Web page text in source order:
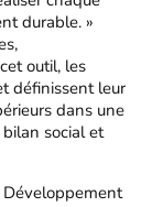
durable. »
outil, les
définissent leur
dans une
social et
Développement